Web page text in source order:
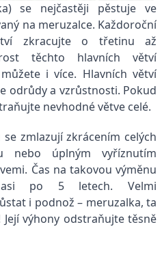
se nejčastěji pěstuje ve
na meruzalce. Každoroční
zkracujte o třetinu až
těchto hlavních větví
i více. Hlavních větví
odrůdy a vzrůstnosti. Pokud
nevhodné větve celé.
zmlazují zkrácením celých
nebo úplným vyříznutím
Čas na takovou výměnu
po 5 letech. Velmi
i podnož – meruzalka, ta
výhony odstraňujte těsně